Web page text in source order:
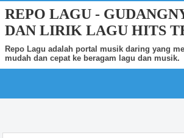
REPO LAGU -
DAN LIRIK LAGU HITS
Repo Lagu adalah portal musik daring yang
mudah dan cepat ke beragam lagu dan musik.